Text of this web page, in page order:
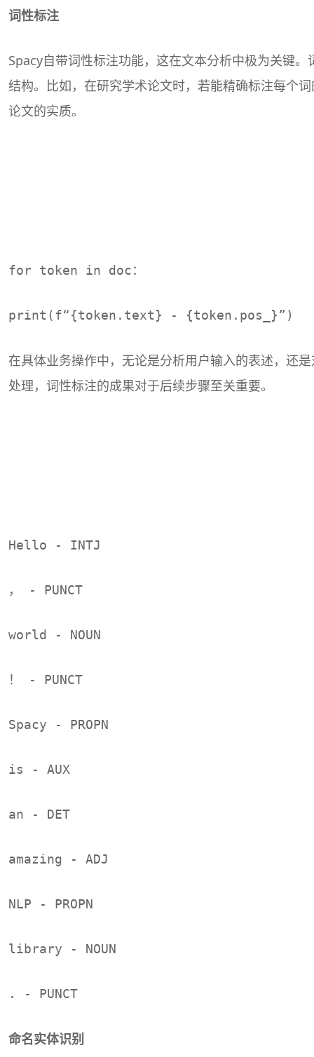
词性标注
Spacy自带词性标注功能，这在文本分析中极为关键
结构。比如，在研究学术论文时，若能精确标注每个
论文的实质。
for token in doc：
print(f“{token.text} - {token.pos_}”)
在具体业务操作中，无论是分析用户输入的表述，还
处理，词性标注的成果对于后续步骤至关重要。
Hello - INTJ
， - PUNCT
world - NOUN
！ - PUNCT
Spacy - PROPN
is - AUX
an - DET
amazing - ADJ
NLP - PROPN
library - NOUN
. - PUNCT
命名实体识别